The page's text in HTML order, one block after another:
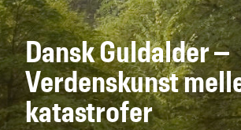
Dansk Guldalder –
Verdenskunst
katastrofer